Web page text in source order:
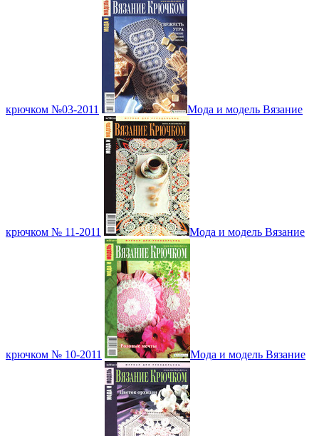
крючком №03-2011 Мода и модель Вязание
крючком № 11-2011 Мода и модель Вязание
крючком № 10-2011 Мода и модель Вязание